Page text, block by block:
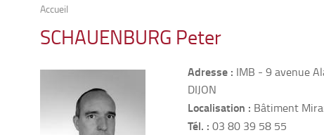
Accueil
SCHAUENBURG Peter
Adresse : IMB - 9 avenue
DIJON
Localisation : Bâtiment
Tél. : 03 80 39 58 55